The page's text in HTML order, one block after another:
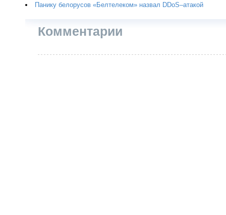
Панику белорусов «Белтелеком» назвал DDoS–атакой
Комментарии